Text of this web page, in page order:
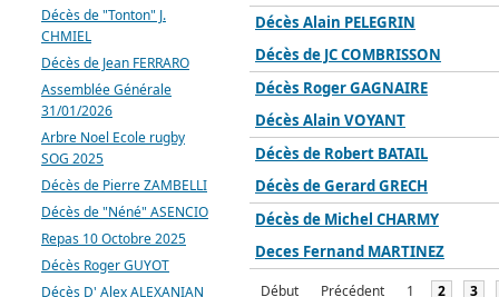
Décès Alain PELEGRIN
Décès de JC COMBRISSON
Décès Roger GAGNAIRE
Décès Alain VOYANT
Décès de Robert BATAIL
Décès de Gerard GRECH
Décès de Michel CHARMY
Deces Fernand MARTINEZ
Début Précédent 1 2 3
Décès de "Tonton" J.
CHMIEL
Décès de Jean FERRARO
Assemblée Générale
31/01/2026
Arbre Noel Ecole rugby
SOG 2025
Décès de Pierre ZAMBELLI
Décès de "Néné" ASENCIO
Repas 10 Octobre 2025
Décès Roger GUYOT
Décès D' Alex ALEXANIAN